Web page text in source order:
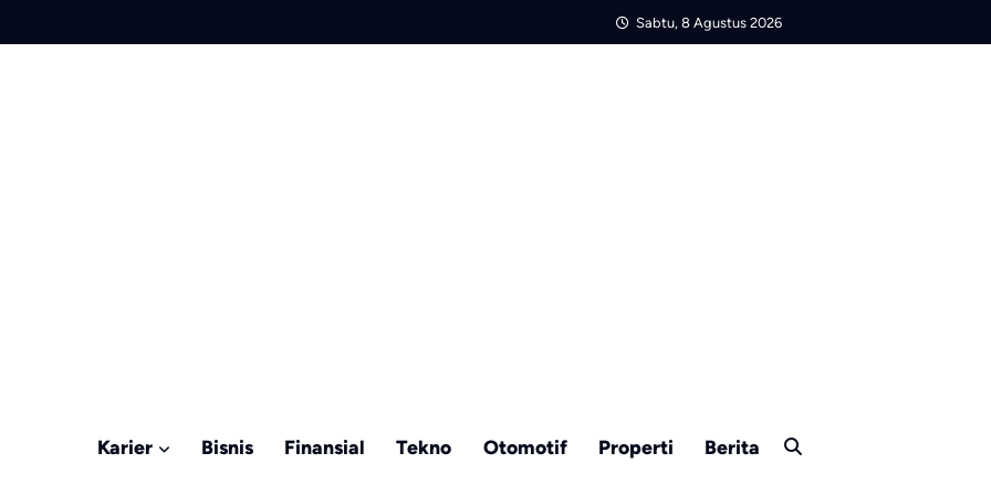
Sabtu, 8 Agustus 2026
Karier Bisnis Finansial Tekno Otomotif Properti Berita